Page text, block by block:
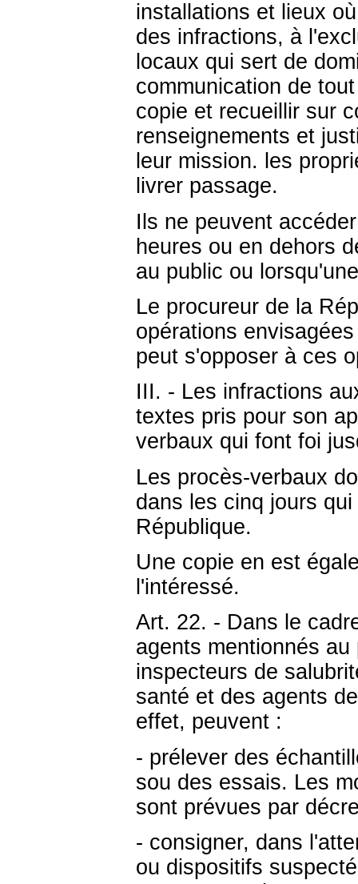
installations et lieux
des infractions, à
locaux qui sert de
communication de
copie et recueillir sur
renseignements et
leur mission. les
livrer passage.
Ils ne peuvent
heures ou en dehors
au public ou
Le procureur de la
opérations
peut s'opposer à ces
III. - Les infractions
textes pris pour son
verbaux qui font foi
Les procès-verbaux
dans les cinq jours
République.
Une copie en est
l'intéressé.
Art. 22. - Dans le
agents mentionnés
inspecteurs de
santé et des agents
effet, peuvent :
- prélever des
sou des essais. Les
sont prévues par
- consigner, dans
ou dispositifs